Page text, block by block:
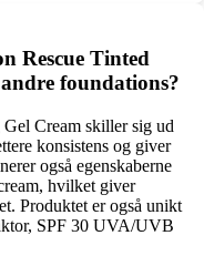
Rescue Tinted
foundations?
Cream skiller sig ud
konsistens og giver
også egenskaberne
hvilket giver
Produktet er også unikt
SPF 30 UVA/UVB